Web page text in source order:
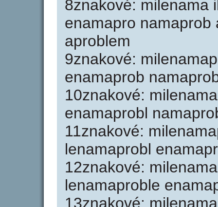
8znakové: milenama
enamapro namaprob
aproblem
9znakové:
enamaprob
10znakové:
enamaprobl
11znakové:
lenamaprobl
12znakové:
lenamaproble
13znakové: